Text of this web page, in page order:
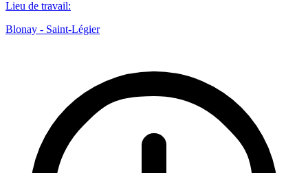
Lieu de travail:
Blonay - Saint-Légier